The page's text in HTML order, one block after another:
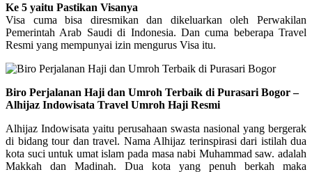
Ke 5 yaitu Pastikan Visanya
Visa cuma bisa diresmikan dan dikeluarkan oleh Perwakilan
Pemerintah Arab Saudi di Indonesia. Dan cuma beberapa Travel
Resmi yang mempunyai izin mengurus Visa itu.
Biro Perjalanan Haji dan Umroh Terbaik di Purasari Bogor –
Alhijaz Indowisata Travel Umroh Haji Resmi
Alhijaz Indowisata yaitu perusahaan swasta nasional yang bergerak
di bidang tour dan travel. Nama Alhijaz terinspirasi dari istilah dua
kota suci untuk umat islam pada masa nabi Muhammad saw. adalah
Makkah dan Madinah. Dua kota yang penuh berkah maka